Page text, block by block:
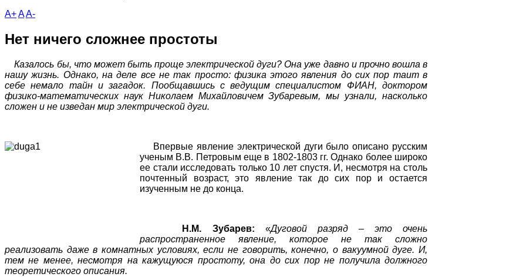
A+AA-
Нет ничего сложнее простоты
Казалось бы, что может быть проще электрической дуги? Она уже давно и прочно вошла в
нашу жизнь. Однако, на деле все не так просто: физика этого явления до сих пор таит в
себе немало тайн и загадок. Пообщавшись с ведущим специалистом ФИАН, доктором
физико-математических наук Николаем Михайловичем Зубаревым, мы узнали, насколько
сложен и не изведан мир электрической дуги.
Впервые явление электрической дуги было описано русским
ученым В.В. Петровым еще в 1802-1803 гг. Однако более широко
ее стали исследовать только 10 лет спустя. И, несмотря на столь
почтенный возраст, это явление так до сих пор и остается
изученным не до конца.
Н.М. Зубарев: «Дуговой разряд – это очень
распространенное явление, которое не так сложно
реализовать даже в комнатных условиях, если не говорить, конечно, о вакуумной дуге. И,
тем не менее, несмотря на кажущуюся простоту, она до сих пор не получила должного
теоретического описания.